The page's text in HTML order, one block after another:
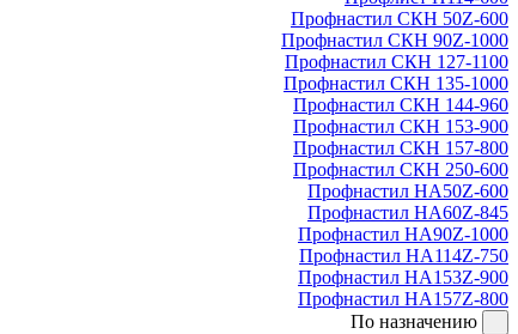
Профнастил СКН 50Z-600
Профнастил СКН 90Z-1000
Профнастил СКН 127-1100
Профнастил СКН 135-1000
Профнастил СКН 144-960
Профнастил СКН 153-900
Профнастил СКН 157-800
Профнастил СКН 250-600
Профнастил НА50Z-600
Профнастил НА60Z-845
Профнастил НА90Z-1000
Профнастил НА114Z-750
Профнастил НА153Z-900
Профнастил НА157Z-800
По назначению